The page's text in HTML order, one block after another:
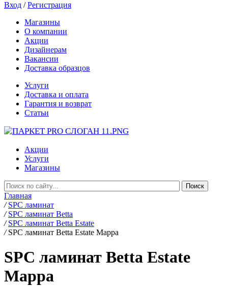
Вход /Регистрация
Магазины
О компании
Акции
Дизайнерам
Вакансии
Доставка образцов
Услуги
Доставка и оплата
Гарантия и возврат
Статьи
Акции
Услуги
Магазины
Главная
/ SPC ламинат
/ SPC ламинат Betta
/ SPC ламинат Betta Estate
/ SPC ламинат Betta Estate Марра
SPC ламинат Betta Estate
Марра